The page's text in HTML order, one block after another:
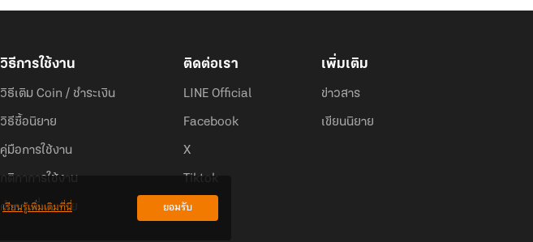
วิธีการใช้งาน
วิธีเติม Coin / ชำระเงิน
วิธีซื้อนิยาย
คู่มือการใช้งาน
กติกาการใช้งาน
คำถามที่พบบ่อย
ติดต่อเรา
LINE Official
Facebook
X
Tiktok
เพิ่มเติม
ข่าวสาร
เขียนนิยาย
เรียนรู้เพิ่มเติมที่นี่ ยอมรับ